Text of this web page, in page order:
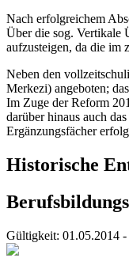
Nach erfolgreichem
Über die sog. Vertikale
aufzusteigen, da die im
Neben den
Merkezi) angeboten;
Im Zuge der Reform
darüber hinaus auch
Ergänzungsfächer
Historische
Gültigkeit: 01.05.2014